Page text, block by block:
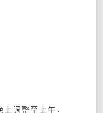
调整至上午，